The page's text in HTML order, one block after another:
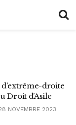
d’extrême-droite
Droit d’Asile
NOVEMBRE 2023